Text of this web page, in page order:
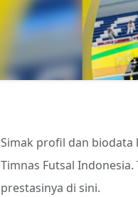
Simak profil dan biodata
Timnas Futsal
prestasinya di sini.